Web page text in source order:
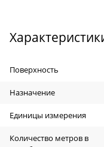
Поверхность
Назначение
Единицы измерения
Количество метров в